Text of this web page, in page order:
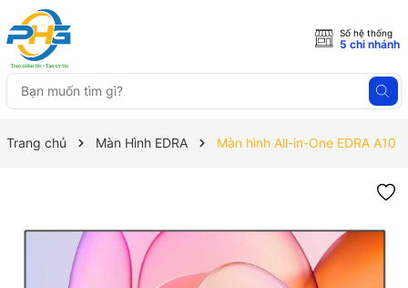
Số hệ thống
5 chi nhánh
Trang chủ Màn Hình EDRA Màn hình All-in-One EDRA A10